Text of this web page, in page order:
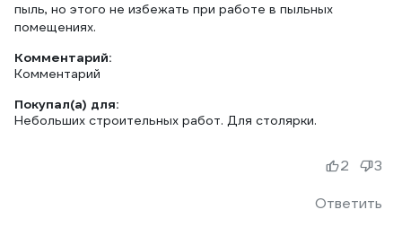
пыль, но этого не избежать при работе в пыльных
помещениях.
Комментарий:
Комментарий
Покупал(а) для:
Небольших строительных работ. Для столярки.
Ответить
2 3